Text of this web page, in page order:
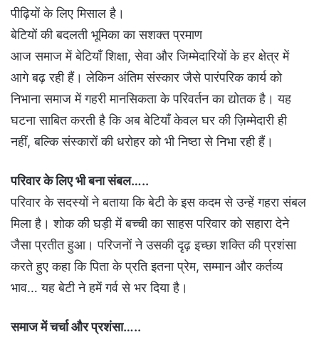
पीढ़ियों के लिए मिसाल है।
बेटियों की बदलती भूमिका का सशक्त प्रमाण
आज समाज में बेटियाँ शिक्षा, सेवा और जिम्मेदारियों के हर क्षेत्र में
आगे बढ़ रही हैं। लेकिन अंतिम संस्कार जैसे पारंपरिक कार्य को
निभाना समाज में गहरी मानसिकता के परिवर्तन का द्योतक है। यह
घटना साबित करती है कि अब बेटियाँ केवल घर की ज़िम्मेदारी ही
नहीं, बल्कि संस्कारों की धरोहर को भी निष्ठा से निभा रही हैं।
परिवार के लिए भी बना संबल…..
परिवार के सदस्यों ने बताया कि बेटी के इस कदम से उन्हें गहरा संबल
मिला है। शोक की घड़ी में बच्ची का साहस परिवार को सहारा देने
जैसा प्रतीत हुआ। परिजनों ने उसकी दृढ़ इच्छा शक्ति की प्रशंसा
करते हुए कहा कि पिता के प्रति इतना प्रेम, सम्मान और कर्तव्य
भाव… यह बेटी ने हमें गर्व से भर दिया है।
समाज में चर्चा और प्रशंसा…..